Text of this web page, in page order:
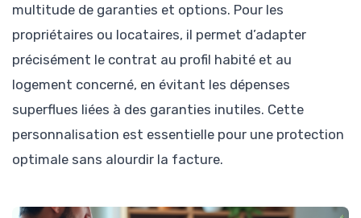
multitude de garanties et options. Pour les
propriétaires ou locataires, il permet d’adapter
précisément le contrat au profil habité et au
logement concerné, en évitant les dépenses
superflues liées à des garanties inutiles. Cette
personnalisation est essentielle pour une protection
optimale sans alourdir la facture.